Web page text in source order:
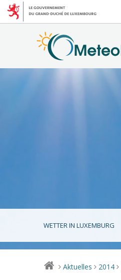
WETTER IN LUXEMBURG
> Aktuelles > 2014 >